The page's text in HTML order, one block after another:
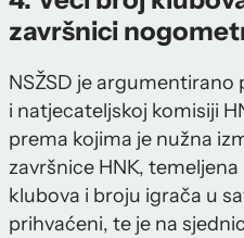
završnici
NSŽSD je argumentirano
i natjecateljskoj komisiji
prema kojima je nužna
završnice HNK,
klubova i broju igrača u
prihvaćeni, te je na